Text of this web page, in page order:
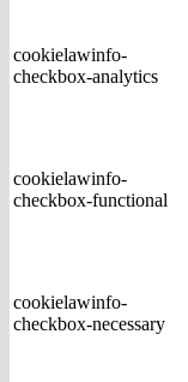
cookielawinfo-
checkbox-analytics
cookielawinfo-
checkbox-functional
cookielawinfo-
checkbox-necessary